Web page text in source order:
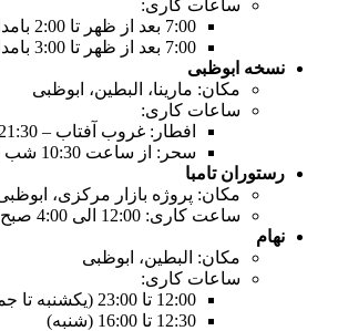
ساعات کاری:
7:00 بعد از ظهر تا 2:00 بامداد (یکشنبه تا چهارشنبه)
7:00 بعد از ظهر تا 3:00 بامداد (پنجشنبه – شنبه)
نسخه ابوظبی
مکان: مارینا، البطین، ابوظبی
ساعات کاری:
افطار: غروب آفتاب – 21:30 (هر روز)
سحر: از ساعت 10:30 شب (روزانه)
رستوران تامبا
مکان: پروژه بازار مرکزی،
ساعت کاری: 12:00 الی 4:00 صبح (روزانه)
نهام
مکان: البطین، ابوظبی
ساعات کاری:
12:00 تا 23:00 (یکشنبه تا جمعه)
12:30 تا 16:00 (شنبه)